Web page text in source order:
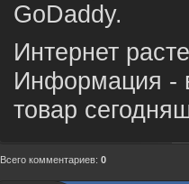
GoDaddy.
Интернет
Информация -
товар
Всего комментариев: 0